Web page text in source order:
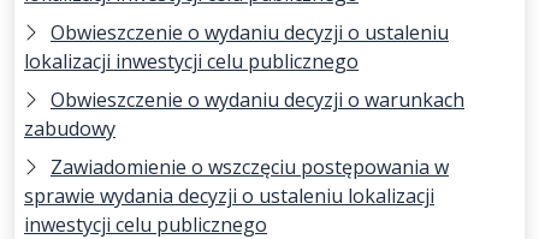
Obwieszczenie o wydaniu decyzji o ustaleniu
lokalizacji inwestycji celu publicznego
Obwieszczenie o wydaniu decyzji o warunkach
zabudowy
Zawiadomienie o wszczęciu postępowania w
sprawie wydania decyzji o ustaleniu lokalizacji
inwestycji celu publicznego